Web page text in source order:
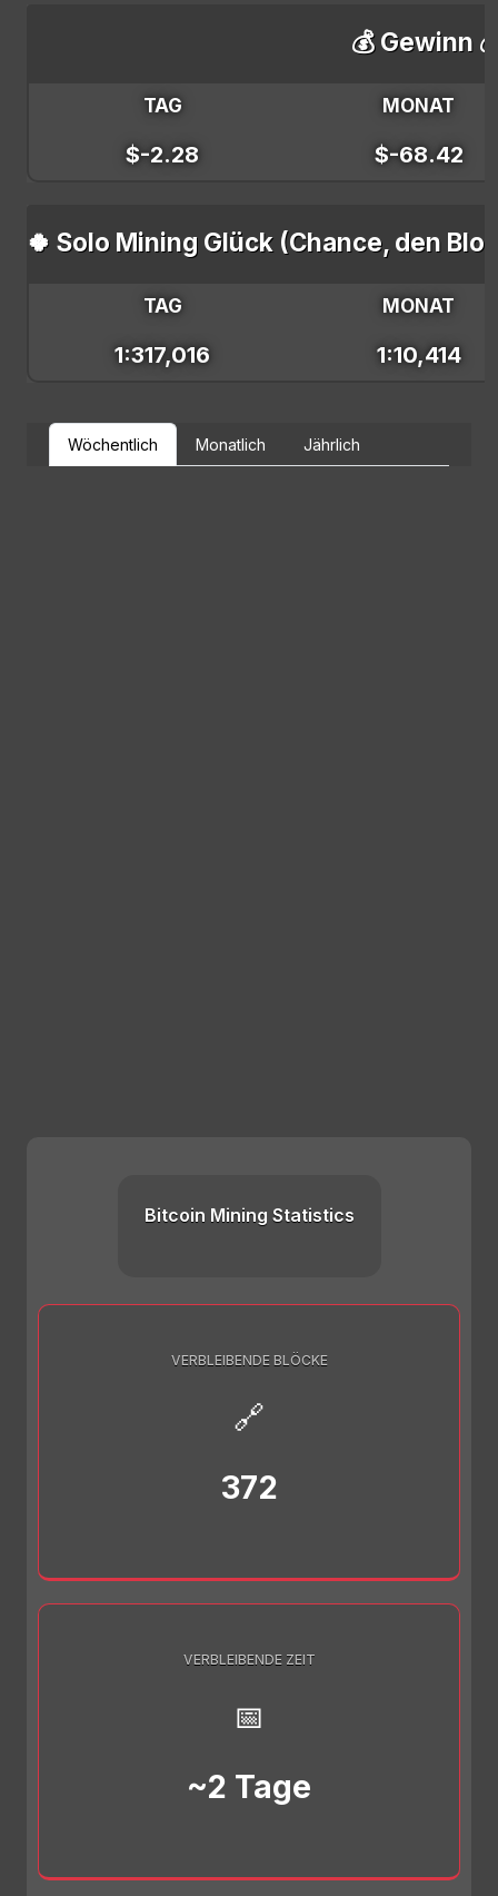
💰 Gewinn
TAG MONAT
$-2.28 $-68.42
🍀 Solo Mining Glück (Chance, den
TAG MONAT
1:317,016 1:10,414
Wöchentlich Monatlich Jährlich
Bitcoin Mining Statistics
VERBLEIBENDE BLÖCKE
🔗
372
VERBLEIBENDE ZEIT
📅
~2 Tage